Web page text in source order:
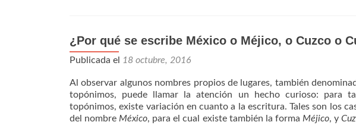
¿Por qué se escribe México o Méjico, o Cuzco o
Publicada el 18 octubre, 2016
Al observar algunos nombres propios de lugares, también
topónimos, puede llamar la atención un hecho curioso: para
topónimos, existe variación en cuanto a la escritura. Tales son los
del nombre México, para el cual existe también la forma Méjico, y